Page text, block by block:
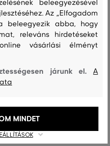
PÓLÓ GANT REG SHIELD SS PIQUE
38 990 Ft
S, M , L, XL, XXL +3 további
beleegyezésével
Az „Elfogadom
beleegyezik abba, hogy
releváns hirdetéseket
vásárlási élményt
járunk el.A
MINDET